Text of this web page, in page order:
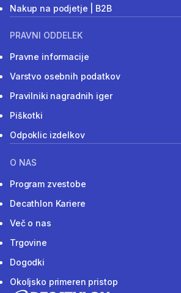
Nakup na podjetje | B2B
PRAVNI ODDELEK
Pravne informacije
Varstvo osebnih podatkov
Pravilniki nagradnih iger
Piškotki
Odpoklic izdelkov
O NAS
Program zvestobe
Decathlon Kariere
Več o nas
Trgovine
Dogodki
Okoljsko primeren pristop